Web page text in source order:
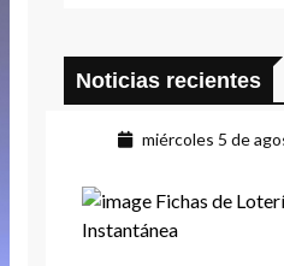
Noticias recientes
miércoles 5 de